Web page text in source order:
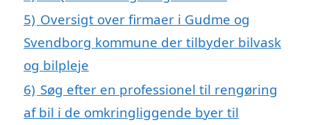
5) Oversigt over firmaer i Gudme og
Svendborg kommune der tilbyder bilvask
og bilpleje
6) Søg efter en professionel til rengøring
af bil i de omkringliggende byer til